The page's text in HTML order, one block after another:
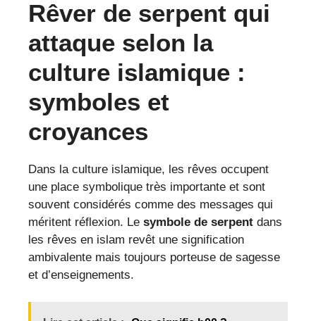
Rêver de serpent qui
attaque selon la
culture islamique :
symboles et
croyances
Dans la culture islamique, les rêves occupent
une place symbolique très importante et sont
souvent considérés comme des messages qui
méritent réflexion. Le symbole de serpent dans
les rêves en islam revêt une signification
ambivalente mais toujours porteuse de sagesse
et d’enseignements.